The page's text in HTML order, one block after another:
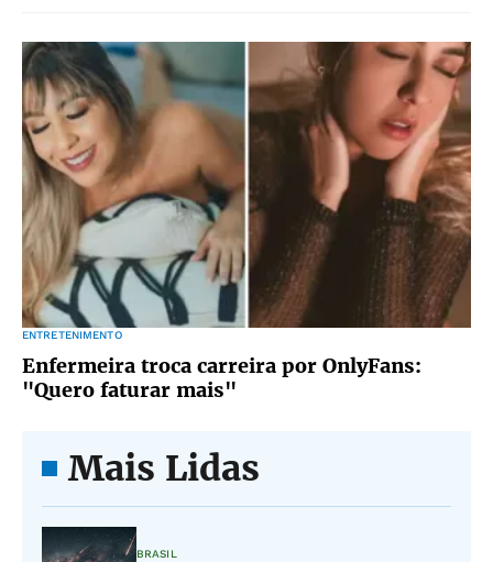
ENTRETENIMENTO
Enfermeira troca carreira por OnlyFans:
"Quero faturar mais"
Mais Lidas
BRASIL